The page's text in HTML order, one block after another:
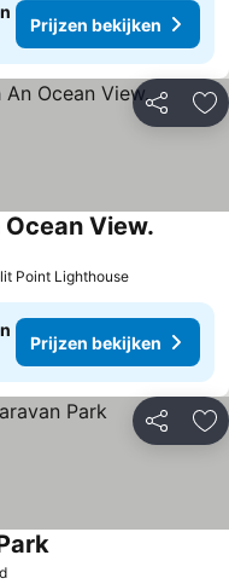
Prijzen bekijken
Delen
View.
Point Lighthouse
Prijzen bekijken
Delen